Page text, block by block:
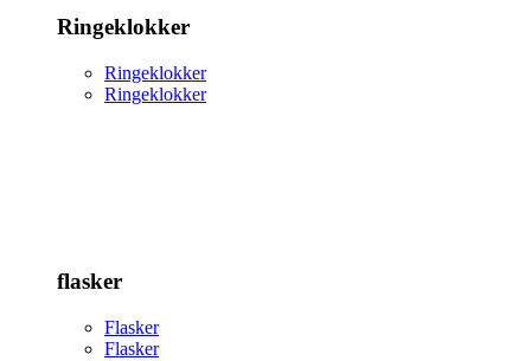
Ringeklokker
Ringeklokker
Ringeklokker
flasker
Flasker
Flasker